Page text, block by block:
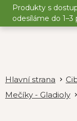
Přejít
obsah
Produkty s
odesíláme do
Mečíky - Gladioly